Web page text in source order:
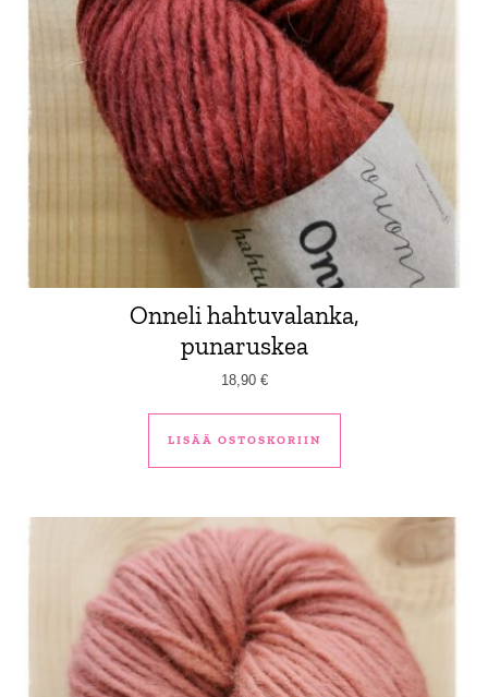
Onneli hahtuvalanka,
punaruskea
18,90 €
LISÄÄ OSTOSKORIIN